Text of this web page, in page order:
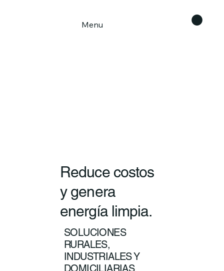
Menu
Reduce costos
y genera
energía limpia.
SOLUCIONES
RURALES,
INDUSTRIALES Y
DOMICILIARIAS